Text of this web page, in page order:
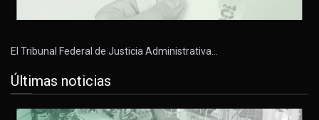
El Tribunal Federal de Justicia Administrativa…
Últimas noticias